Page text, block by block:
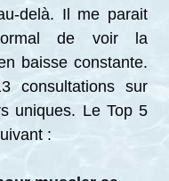
delà. Il me parait
de voir la
baisse constante.
consultations sur
uniques. Le Top 5
: